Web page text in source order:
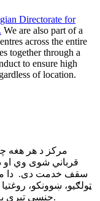
Directorate for
We are also part of a
across the entire
together through a
to ensure high
of location.
قرباني شوی وي او
سقف خدمت دی. دا
ټولګیو، ښوونکو،
جنسي تیري په اړه مسلو لپاره لارښود او تعلیم چمتو کوي.